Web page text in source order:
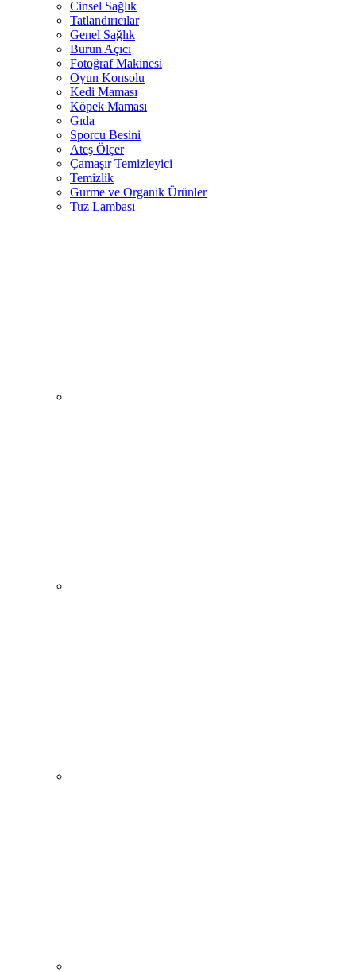
Cinsel Sağlık
Tatlandırıcılar
Genel Sağlık
Burun Açıcı
Fotoğraf Makinesi
Oyun Konsolu
Kedi Maması
Köpek Maması
Gıda
Sporcu Besini
Ateş Ölçer
Çamaşır Temizleyici
Temizlik
Gurme ve Organik Ürünler
Tuz Lambası